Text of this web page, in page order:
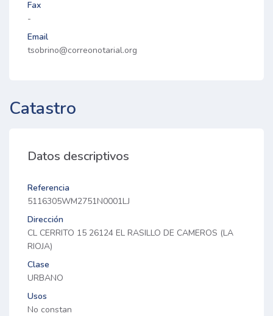
Fax
-
Email
tsobrino@correonotarial.org
Catastro
Datos descriptivos
Referencia
5116305WM2751N0001LJ
Dirección
CL CERRITO 15 26124 EL RASILLO DE CAMEROS (LA
RIOJA)
Clase
URBANO
Usos
No constan